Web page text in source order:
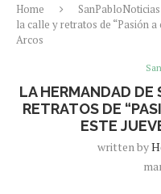
Home SanPabloNoticias
la calle y retratos de “Pasión a
Arcos
LA HERMANDAD DE
RETRATOS DE
ESTE
written by